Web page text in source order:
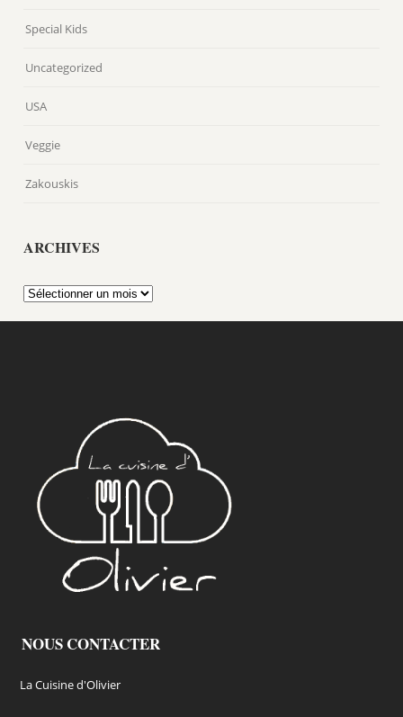
Special Kids
Uncategorized
USA
Veggie
Zakouskis
ARCHIVES
Archives
NOUS CONTACTER
La Cuisine d'Olivier